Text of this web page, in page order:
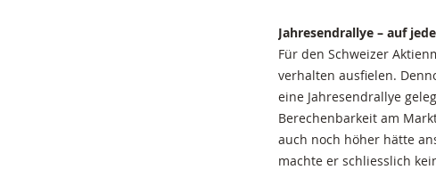
Jahresendrallye – auf
Für den Schweizer
verhalten ausfielen.
eine Jahresendrallye
Berechenbarkeit am
auch noch höher hätte
machte er schliesslich